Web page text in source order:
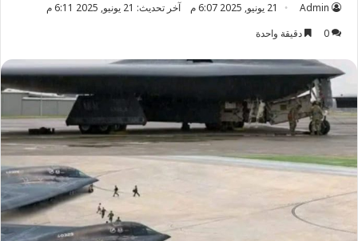
Admin 21 يونيو, 2025 6:07 م
آخر تحديث: 21 يونيو, 2025 6:11 م
0
دقيقة واحدة